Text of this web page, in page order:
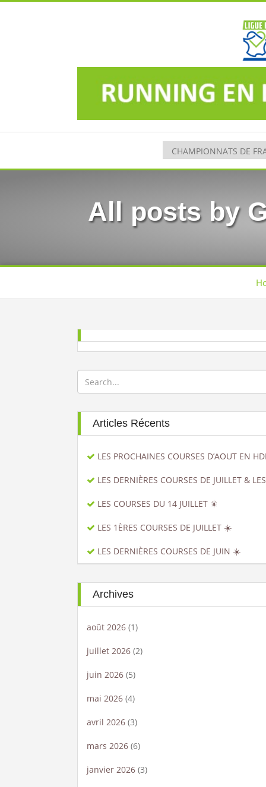
All posts by
Articles Récents
LES PROCHAINES COURSES D’AOUT EN
LES DERNIÈRES COURSES DE JUILLET &
LES COURSES DU 14 JUILLET 🎇
LES 1ÈRES COURSES DE JUILLET ☀️
LES DERNIÈRES COURSES DE JUIN ☀️
Archives
août 2026 (1)
juillet 2026 (2)
juin 2026 (5)
mai 2026 (4)
avril 2026 (3)
mars 2026 (6)
janvier 2026 (3)